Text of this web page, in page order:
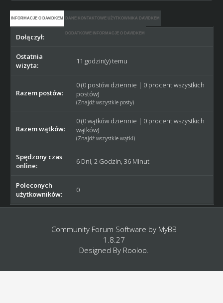
INFORMACJE O DAVIDKEM DANE KONTAKTOWE UŻYTKOWNIKA DAVIDKEM
DODATKOWE INFORMACJE O DAVIDKEM
Dołączył: 2026-05-15
Ostatnia
wizyta:
11 godzin(y) temu
Razem postów:
0 (0 postów dziennie | 0 procent wszystkich
postów)
(Znajdź wszystkie posty)
Razem wątków:
0 (0 wątków dziennie | 0 procent wszystkich
wątków)
(Znajdź wszystkie wątki)
Spędzony czas
online:
6 Dni, 2 Godzin, 36 Minut
Poleconych
użytkowników:
0
Community Forum Software by MyBB
1.8.27
Designed By Rooloo.